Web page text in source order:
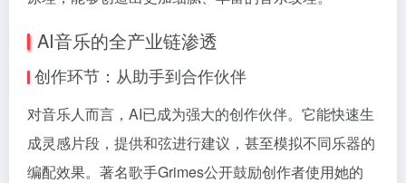
AI音乐的全产业链渗透
创作环节：从助手到合作伙伴
对音乐人而言，AI已成为强大的创作伙伴。它能快速生
成灵感片段，提供和弦进行建议，甚至模拟不同乐器的
编配效果。著名歌手Grimes公开鼓励创作者使用她的